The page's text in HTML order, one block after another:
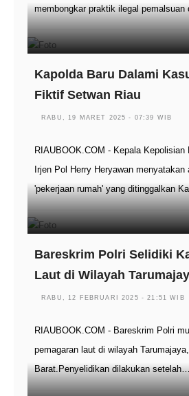
membongkar praktik ilegal
Kapolda Baru Dalami
Fiktif Setwan Riau
RABU, 19 MARET 2025 - 07:39 WIB
RIAUBOOK.COM - Kepala Kepolisian
Irjen Pol Herry Heryawan menyatakan
'pekerjaan rumah' yang ditinggalkan
Bareskrim Polri Selidiki
Laut di Wilayah
RABU, 12 FEBRUARI 2025 - 21:51 WIB
RIAUBOOK.COM - Bareskrim Polri
pemagaran laut di wilayah
Barat.Penyelidikan dilakukan